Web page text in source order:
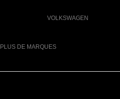
VOLKSWAGEN
DE MARQUES